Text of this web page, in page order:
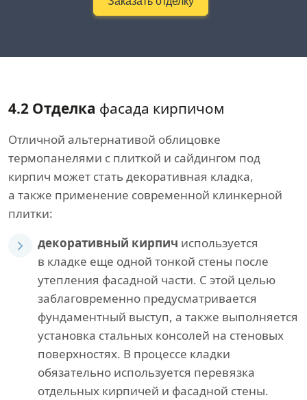
4.2 Отделка фасада кирпичом
Отличной альтернативой облицовке
термопанелями с плиткой и сайдингом под
кирпич может стать декоративная кладка,
а также применение современной клинкерной
плитки:
декоративный кирпич используется
в кладке еще одной тонкой стены после
утепления фасадной части. С этой целью
заблаговременно предусматривается
фундаментный выступ, а также выполняется
установка стальных консолей на стеновых
поверхностях. В процессе кладки
обязательно используется перевязка
отдельных кирпичей и фасадной стены.